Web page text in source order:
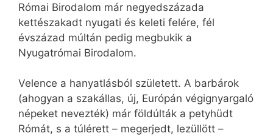
Római Birodalom már negyedszázada
kettészakadt nyugati és keleti felére, fél
évszázad múltán pedig megbukik a
Nyugatrómai Birodalom.
Velence a hanyatlásból született. A barbárok
(ahogyan a szakállas, új, Európán végignyargaló
népeket nevezték) már földúlták a petyhüdt
Rómát, s a túlérett – megerjedt, lezüllött –